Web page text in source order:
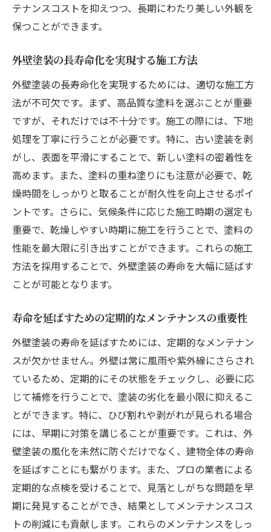
テナンスコストを抑えつつ、長期にわたり美しい外観を
保つことができます。
外壁塗装の長寿命化を実現する施工方法
外壁塗装の長寿命化を実現するためには、適切な施工方
法が不可欠です。まず、高品質な塗料を選ぶことが重要
ですが、それだけでは不十分です。施工の際には、下地
処理を丁寧に行うことが必要です。特に、古い塗装を剥
がし、表面を平滑にすることで、新しい塗料の密着性を
高めます。また、塗料の重ね塗りにも注意が必要で、乾
燥時間をしっかりと取ることが耐久性を向上させるポイ
ントです。さらに、気候条件に応じた施工時期の選定も
重要で、乾燥しやすい時期に施工を行うことで、塗料の
性能を最大限に引き出すことができます。これらの施工
方法を採用することで、外壁塗装の寿命を大幅に延ばす
ことが可能となります。
寿命を延ばすための定期的なメンテナンスの重要性
外壁塗装の寿命を延ばすためには、定期的なメンテナン
スが欠かせません。外壁は常に風雨や紫外線にさらされ
ているため、定期的にその状態をチェックし、必要に応
じて補修を行うことで、塗装の劣化を最小限に抑えるこ
とができます。特に、ひび割れや剥がれが見られる場合
には、早期に対策を講じることが重要です。これは、外
壁塗装の風化を未然に防ぐだけでなく、建物全体の寿命
を延ばすことにも繋がります。また、プロの業者による
定期的な点検を受けることで、見落としがちな問題を早
期に発見することができ、結果としてメンテナンスコス
トの削減にも貢献します。これらのメンテナンスをしっ